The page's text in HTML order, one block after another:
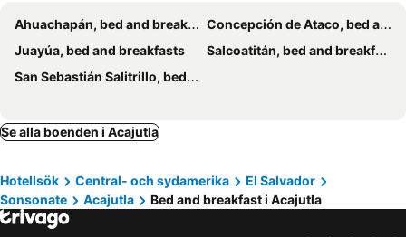
Ahuachapán, bed and breakfasts
Concepción de Ataco, bed and breakfasts
Juayúa, bed and breakfasts
Salcoatitán, bed and breakfasts
San Sebastián Salitrillo, bed and breakfasts
Se alla boenden i Acajutla
Hotellsök Central- och sydamerika
El Salvador
Sonsonate
Acajutla Bed and breakfast i Acajutla